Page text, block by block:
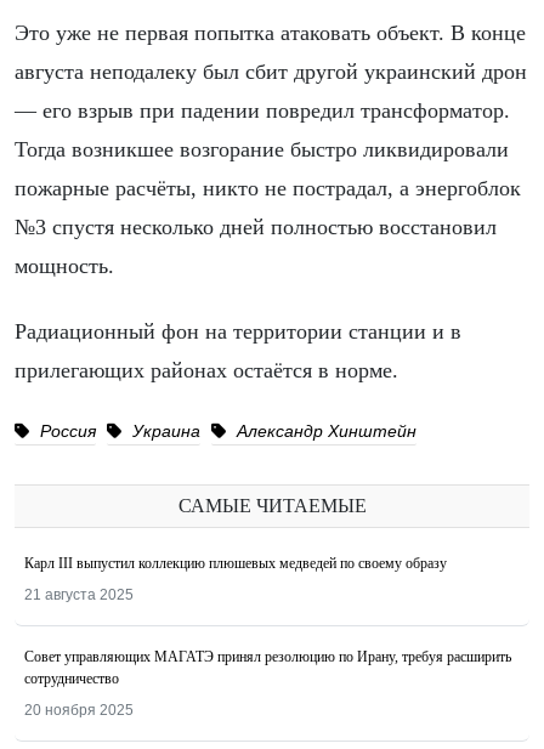
Это уже не первая попытка атаковать объект. В конце
августа неподалеку был сбит другой украинский дрон
— его взрыв при падении повредил трансформатор.
Тогда возникшее возгорание быстро ликвидировали
пожарные расчёты, никто не пострадал, а энергоблок
№3 спустя несколько дней полностью восстановил
мощность.
Радиационный фон на территории станции и в
прилегающих районах остаётся в норме.
Россия Украина Александр Хинштейн
САМЫЕ ЧИТАЕМЫЕ
Карл III выпустил коллекцию плюшевых медведей по своему образу
21 августа 2025
Совет управляющих МАГАТЭ принял резолюцию по Ирану, требуя расширить
сотрудничество
20 ноября 2025